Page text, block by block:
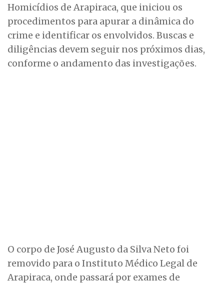
Homicídios de Arapiraca, que iniciou os
procedimentos para apurar a dinâmica do
crime e identificar os envolvidos. Buscas e
diligências devem seguir nos próximos dias,
conforme o andamento das investigações.
O corpo de José Augusto da Silva Neto foi
removido para o Instituto Médico Legal de
Arapiraca, onde passará por exames de